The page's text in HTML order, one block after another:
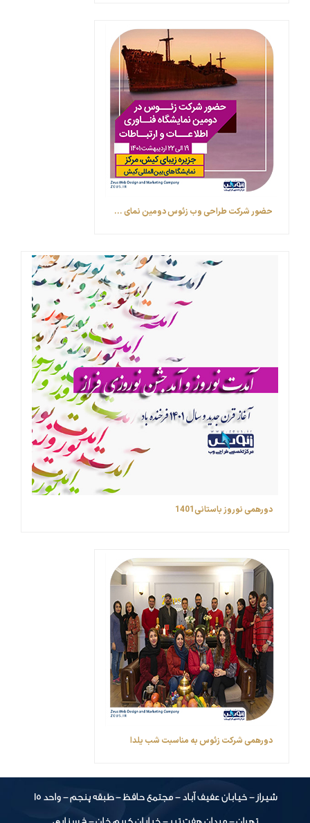
حضور شرکت طراحی وب زئوس ‎دومین نمای ...
دورهمی نوروز باستانی1401
دورهمی شرکت زئوس به مناسبت شب یلدا
شیراز - خیابان عفیف آباد - مجتمع حافظ - طبقه پنجم - واحد 15